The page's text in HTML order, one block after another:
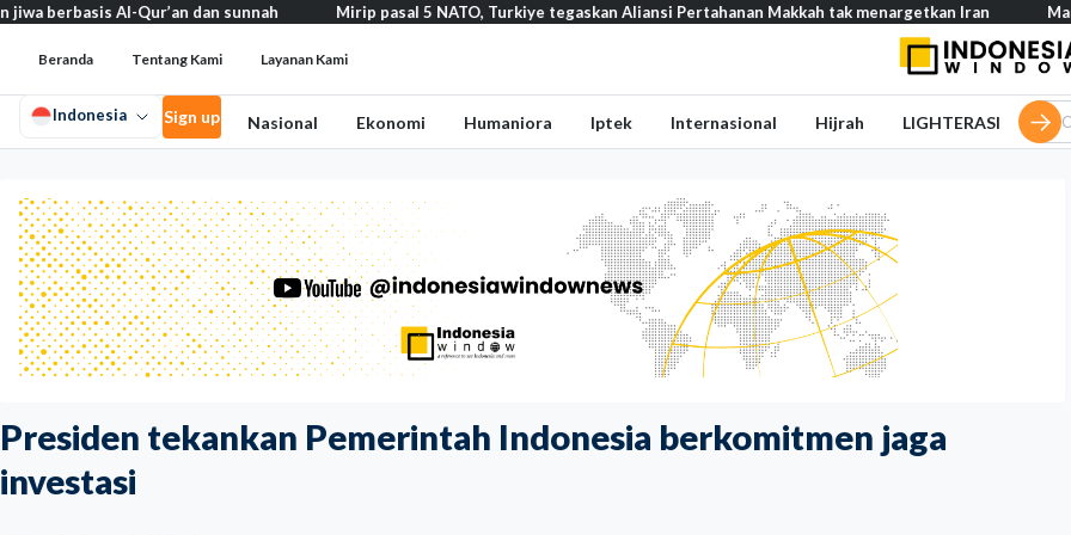
Presiden tekankan Pemerintah Indonesia berkomitmen jaga
investasi
Al-Qur’an dan sunnah Mirip pasal 5 NATO, Turkiye tegaskan Aliansi Pertahanan Makkah tak menargetkan Iran Mau buka
Beranda Tentang Kami Layanan Kami
Indonesia Sign up Nasional Ekonomi Humaniora Iptek Internasional Hijrah LIGHTERASI